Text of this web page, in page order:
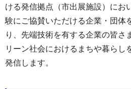
ける発信拠点（市出展施設）にお
験にご協賛いただける企業・団体
り、先端技術を有する企業の皆さ
リーン社会におけるまちや暮らし
発信します。